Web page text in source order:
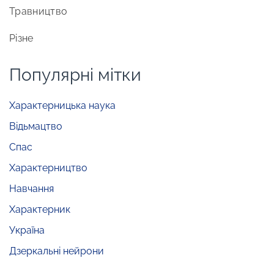
Травництво
Різне
Популярні мітки
Характерницька наука
Відьмацтво
Спас
Характерництво
Навчання
Характерник
Україна
Дзеркальні нейрони